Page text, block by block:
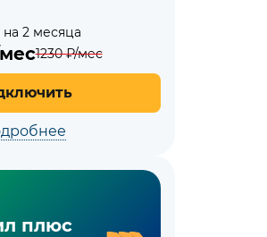
2 месяца
1230₽/мес
плюс